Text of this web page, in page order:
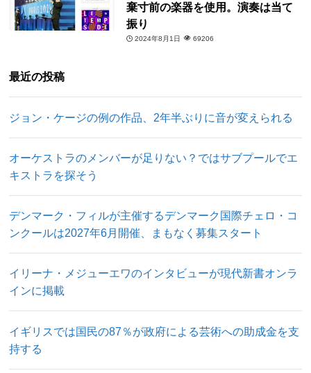
棄寸前の楽器を使用。演奏は当て
振り
2024年8月1日 69206
最近の投稿
ジョン・ケージの例の作品、2年半ぶりに音が変えられる
オーケストラのメンバーが足りない？ではサブプールでエ
キストラを探そう
デンマーク・フィルが主催するデンマーク国際チェロ・コ
ンクールは2027年6月開催、まもなく募集スタート
イリーナ・メジューエワのインタビューが現代新書オンラ
インに掲載
イギリスでは国民の87％が政府による芸術への助成金を支
持する